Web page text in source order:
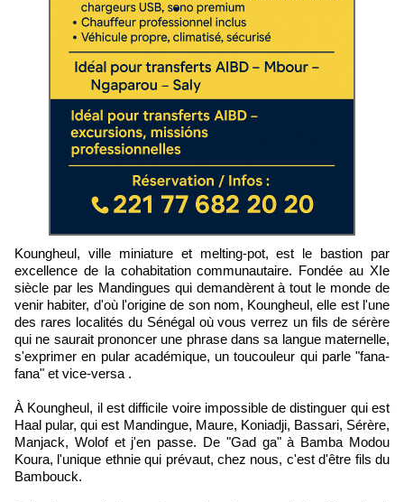
Koungheul, ville miniature et melting-pot, est le bastion par
excellence de la cohabitation communautaire. Fondée au XIe
siècle par les Mandingues qui demandèrent à tout le monde de
venir habiter, d'où l'origine de son nom, Koungheul, elle est l'une
des rares localités du Sénégal où vous verrez un fils de sérère
qui ne saurait prononcer une phrase dans sa langue maternelle,
s'exprimer en pular académique, un toucouleur qui parle "fana-
fana" et vice-versa .
À Koungheul, il est difficile voire impossible de distinguer qui est
Haal pular, qui est Mandingue, Maure, Koniadji, Bassari, Sérère,
Manjack, Wolof et j'en passe. De "Gad ga" à Bamba Modou
Koura, l'unique ethnie qui prévaut, chez nous, c'est d'être fils du
Bambouck.